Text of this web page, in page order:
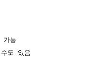
가능
도 있음